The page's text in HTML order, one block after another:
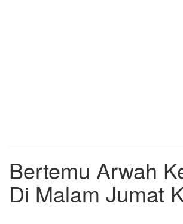
Bertemu Arwah
Di Malam Jumat